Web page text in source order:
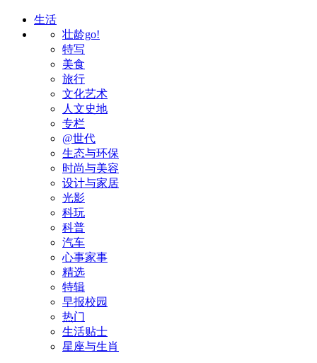
生活
壮龄go!
特写
美食
旅行
文化艺术
人文史地
专栏
@世代
生态与环保
时尚与美容
设计与家居
光影
科玩
科普
汽车
心事家事
精选
特辑
早报校园
热门
生活贴士
星座与生肖